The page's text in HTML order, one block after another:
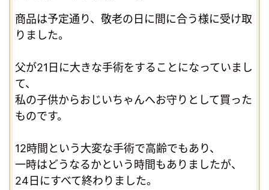
商品は予定通り、敬老の日に間に合う様に受け取
りました。
父が21日に大きな手術をすることになっていまし
て、
私の子供からおじいちゃんへお守りとして買った
ものです。
12時間という大変な手術で高齢でもあり、
一時はどうなるかという時間もありましたが、
24日にすべて終わりました。